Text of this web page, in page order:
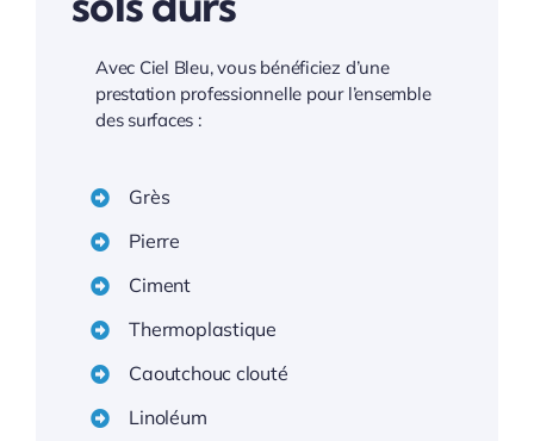
Avec Ciel Bleu, vous bénéficiez d’une
prestation professionnelle pour l’ensemble
des surfaces :
Grès
Pierre
Ciment
Thermoplastique
Caoutchouc clouté
Linoléum